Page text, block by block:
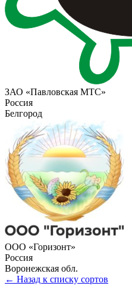
ЗАО «Павловская МТС»
Россия
Белгород
ООО «Горизонт»
Россия
Воронежская обл.
← Назад к списку сортов